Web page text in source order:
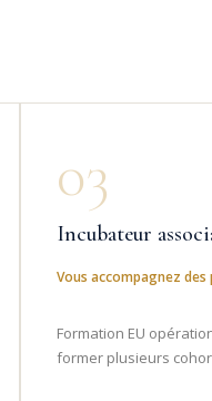
03
Incubateur
Vous accompagnez
Formation EU
former plusieurs